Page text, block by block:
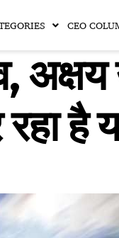
CEO
है